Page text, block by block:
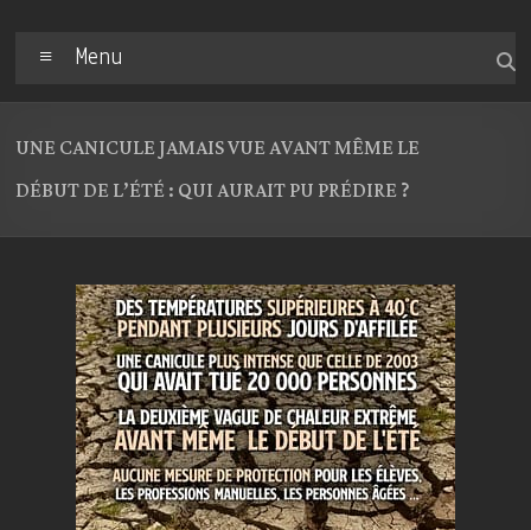
Menu
UNE CANICULE JAMAIS VUE AVANT MÊME LE
DÉBUT DE L’ÉTÉ : QUI AURAIT PU PRÉDIRE ?